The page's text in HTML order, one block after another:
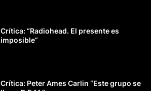
Crítica: “Radiohead. El presente es
imposible”
Crítica: Peter Ames Carlin “Este grupo se